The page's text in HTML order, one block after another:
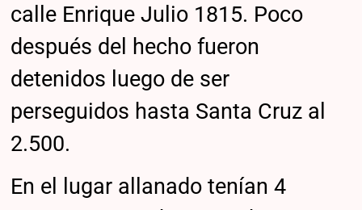
calle Enrique Julio 1815. Poco
después del hecho fueron
detenidos luego de ser
perseguidos hasta Santa Cruz al
2.500.
En el lugar allanado tenían 4